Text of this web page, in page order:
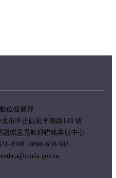
數位發展部
市中正區延平南路143 號
題或意見歡迎聯絡客服中心
1998 | 0800-650-688